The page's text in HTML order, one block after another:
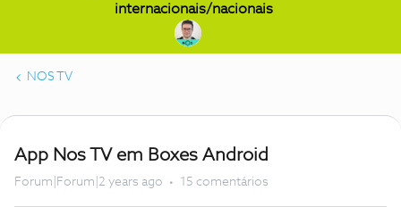
internacionais/nacionais
NOS TV
App Nos TV em Boxes Android
Forum|Forum|2 years ago 15 comentários